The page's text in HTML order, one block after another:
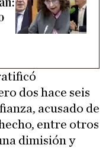
dos hace seis
acusado de
entre otros
dimisión y